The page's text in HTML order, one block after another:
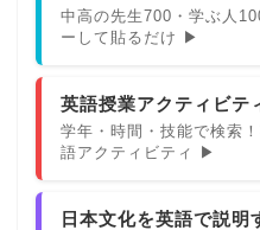
中高の先生700・学ぶ人
ーして貼るだけ ▶
英語授業アクティビテ
学年・時間・技能で検索
語アクティビティ ▶
日本文化を英語で説明